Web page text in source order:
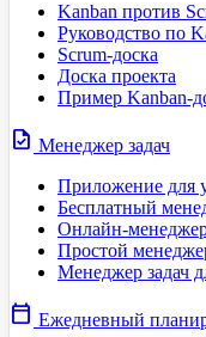
Kanban против
Руководство по
Scrum-доска
Доска проекта
Пример Kanban-
task Менеджер задач
Приложение для
Бесплатный
Онлайн-менеджер
Простой
Менеджер задач
calendar_today Ежедневный